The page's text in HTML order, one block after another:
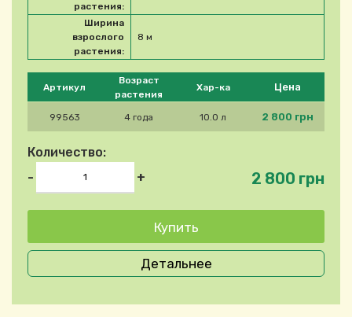
Please select product
Артикул
Возраст
растения
Хар-ка Цена
99563 4 года 10.0 л 2 800 грн
Количество:
-
+ 2 800 грн
растения:
Ширина
взрослого
растения:
8 м
Детальнее